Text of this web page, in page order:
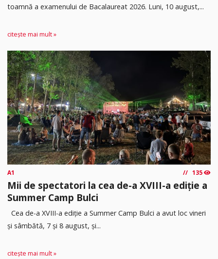
toamnă a examenului de Bacalaureat 2026. Luni, 10 august,...
citește mai mult »
A1 135
Mii de spectatori la cea de-a XVIII-a ediție a
Summer Camp Bulci
Cea de-a XVIII-a ediție a Summer Camp Bulci a avut loc vineri
și sâmbătă, 7 și 8 august, și...
citește mai mult »